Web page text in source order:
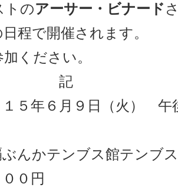
トのアーサー・ビナード
程で開催されます。
ください。
１５年６月９日（火） 午
んかテンブス館テンブ
０円